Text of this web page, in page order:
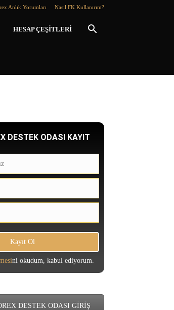
Anlık Yorumları Nasıl FK Kullanırım?
HESAP ÇEŞITLERI
DESTEK ODASI KAYIT
ni okudum, kabul ediyorum.
DESTEK ODASI GİRİŞ